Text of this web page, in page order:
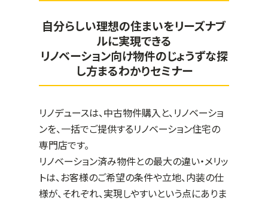
自分らしい理想の住まいをリーズナブ
ルに実現できる
リノベーション向け物件のじょうずな探
し方まるわかりセミナー
リノデュースは、中古物件購入と、リノベーショ
ンを、一括でご提供するリノベーション住宅の
専門店です。
リノベーション済み物件との最大の違い・メリッ
トは、お客様のご希望の条件や立地、内装の仕
様が、それぞれ、実現しやすいという点にありま